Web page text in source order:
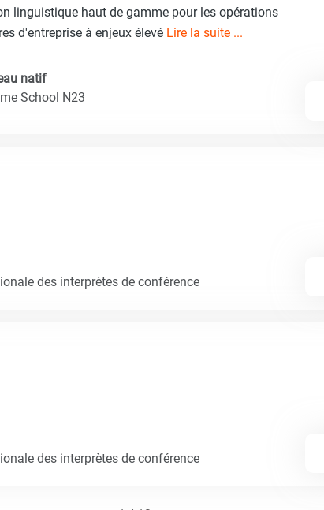
linguistique haut de gamme pour les opérations
d'entreprise à enjeux élevé Lire la suite ...
natif
School N23
des interprètes de conférence
des interprètes de conférence